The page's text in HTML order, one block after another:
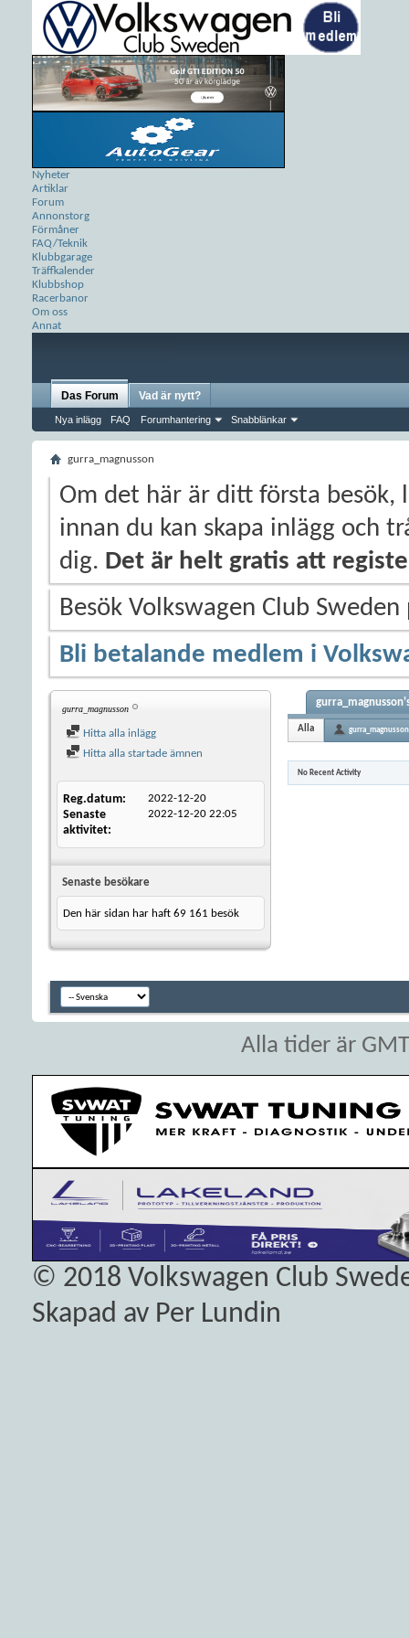
Nyheter
Artiklar
Forum
Annonstorg
Förmåner
FAQ/Teknik
Klubbgarage
Träffkalender
Klubbshop
Racerbanor
Om oss
Annat
Das Forum
Nya inlägg FAQ Forumhantering Snabblänkar
Vad är nytt?
gurra_magnusson
Om det här är ditt första besök,
innan du kan skapa inlägg och
dig. Det är helt gratis att
Besök Volkswagen Club
Bli betalande medlem i
gurra_magnusson
Hitta alla inlägg
Hitta alla startade ämnen
Reg.datum 2022-12-20
Senaste
aktivitet
2022-12-20 22:05
Senaste besökare
Den här sidan har haft 69 161 besök
Alla gurra_magnusson
No Recent Activity
Alla tider är
© 2018 Volkswagen Club
Skapad av Per Lundin